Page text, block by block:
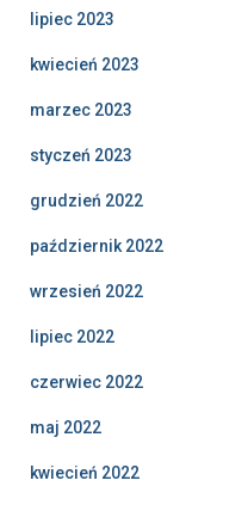
lipiec 2023
kwiecień 2023
marzec 2023
styczeń 2023
grudzień 2022
październik 2022
wrzesień 2022
lipiec 2022
czerwiec 2022
maj 2022
kwiecień 2022